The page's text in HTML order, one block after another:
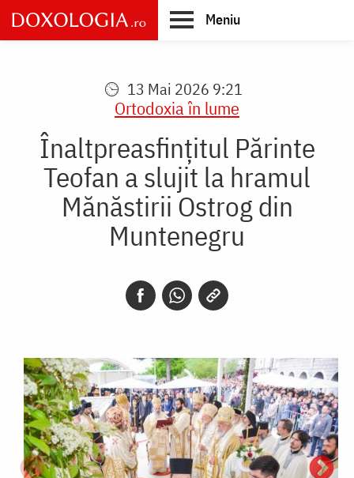
Skip
to
main
Meniu
13 Mai 2026 9:21
Ortodoxia în lume
Înaltpreasfințitul Părinte
Teofan a slujit la hramul
Mănăstirii Ostrog din
Muntenegru